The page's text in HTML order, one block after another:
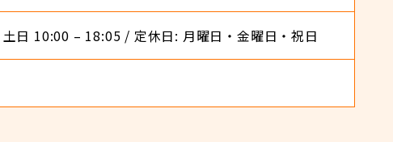
日 10:00 – 18:05 / 定休日: 月曜日・金曜日・祝日